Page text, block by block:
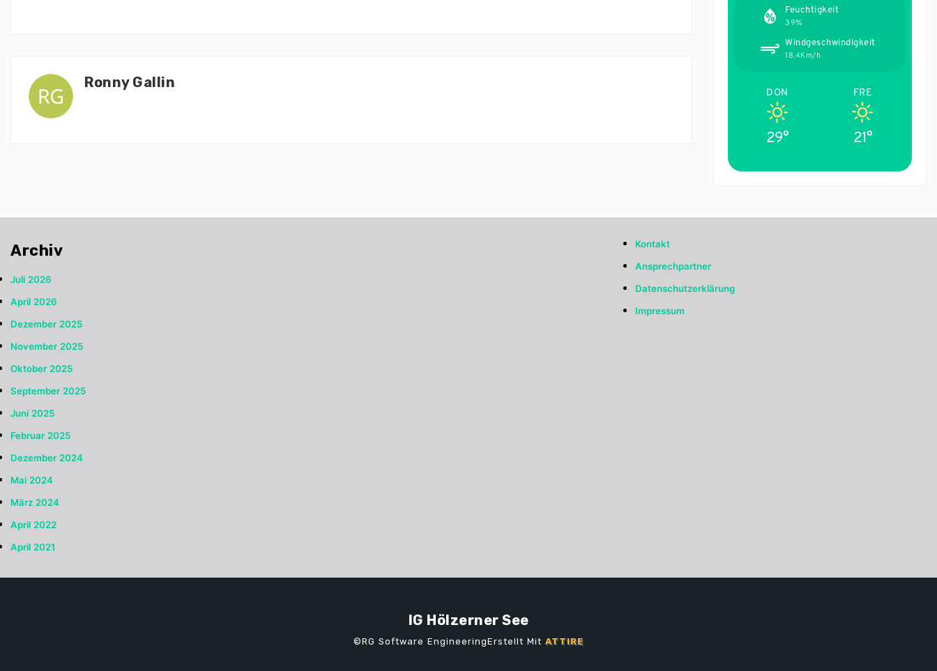
Ronny Gallin
Feuchtigkeit
39%
Windgeschwindigkeit
18.4Km/h
DON
29°
FRE
21°
Archiv
Juli 2026
April 2026
Dezember 2025
November 2025
Oktober 2025
September 2025
Juni 2025
Februar 2025
Dezember 2024
Mai 2024
März 2024
April 2022
April 2021
Kontakt
Ansprechpartner
Datenschutzerklärung
Impressum
IG Hölzerner See
©RG Software EngineeringErstellt Mit ATTIRE